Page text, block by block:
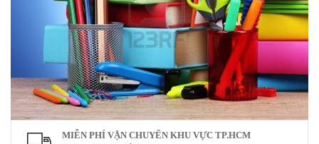
MIỄN PHÍ VẬN CHUYỂN KHU VỰC TP.HCM